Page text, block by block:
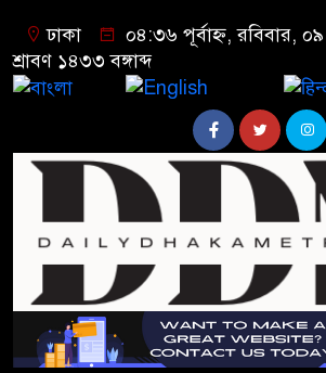
ঢাকা
০৪:৩৬ পূর্বাহ্ন, রবিবার,
শ্রাবণ ১৪৩৩ বঙ্গাব্দ